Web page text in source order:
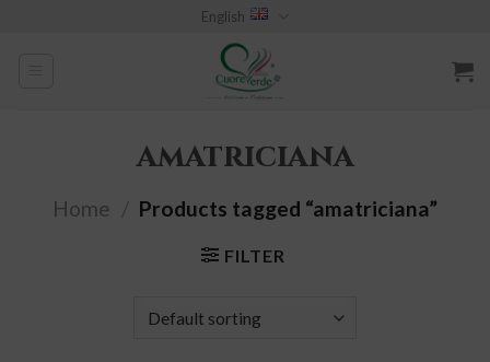
English
amatriciana
Home Products tagged “amatriciana”
FILTER